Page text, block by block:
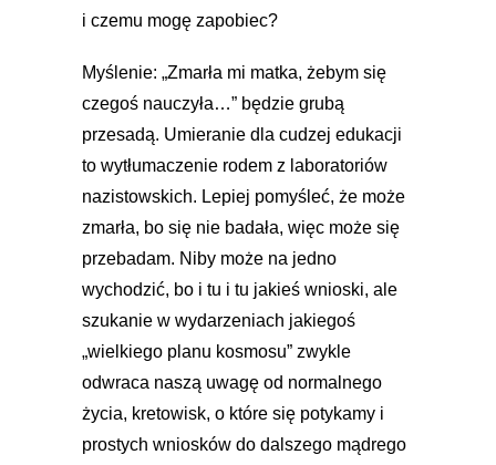
i czemu mogę zapobiec?
Myślenie: „Zmarła mi matka, żebym się
czegoś nauczyła…” będzie grubą
przesadą. Umieranie dla cudzej edukacji
to wytłumaczenie rodem z laboratoriów
nazistowskich. Lepiej pomyśleć, że może
zmarła, bo się nie badała, więc może się
przebadam. Niby może na jedno
wychodzić, bo i tu i tu jakieś wnioski, ale
szukanie w wydarzeniach jakiegoś
„wielkiego planu kosmosu” zwykle
odwraca naszą uwagę od normalnego
życia, kretowisk, o które się potykamy i
prostych wniosków do dalszego mądrego